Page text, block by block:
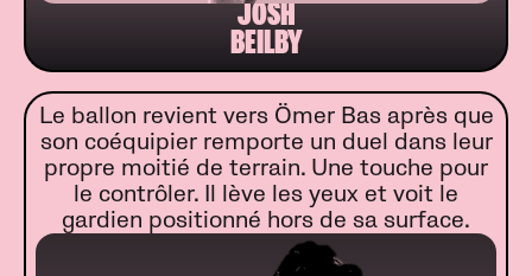
JOSH
BEILBY
Le ballon revient vers Ömer Bas après que
son coéquipier remporte un duel dans leur
propre moitié de terrain. Une touche pour
le contrôler. Il lève les yeux et voit le
gardien positionné hors de sa surface.